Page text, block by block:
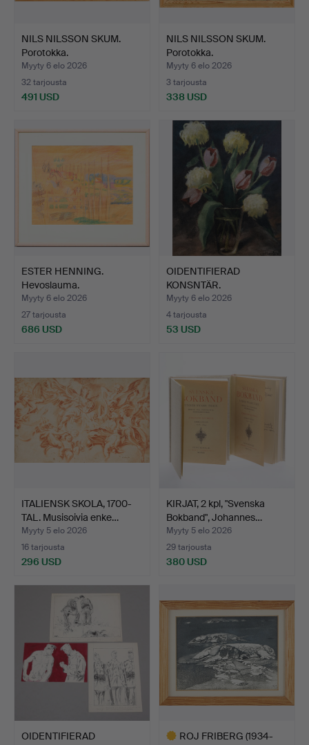
NILS NILSSON SKUM.
Porotokka.
Myyty 6 elo 2026
32 tarjousta
491 USD
NILS NILSSON SKUM.
Porotokka.
Myyty 6 elo 2026
3 tarjousta
338 USD
ESTER HENNING.
Hevoslauma.
Myyty 6 elo 2026
27 tarjousta
686 USD
OIDENTIFIERAD
KONSNTÄR.
kukkaisasetelma, k…
Myyty 6 elo 2026
4 tarjousta
53 USD
ITALIENSK SKOLA, 1700-
TAL. Musisoivia enke…
Myyty 5 elo 2026
16 tarjousta
296 USD
KIRJAT, 2 kpl, "Svenska
Bokband", Johannes…
Myyty 5 elo 2026
29 tarjousta
380 USD
OIDENTIFIERAD
ROJ FRIBERG (1934-